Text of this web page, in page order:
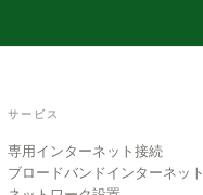
サービス
専用インターネット接続
ブロードバンドインターネット